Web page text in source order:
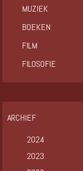
MUZIEK
BOEKEN
FILM
FILOSOFIE
ARCHIEF
2024
2023